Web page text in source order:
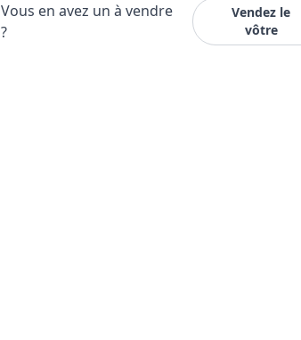
Vous en avez un à vendre
?
Vendez le
vôtre